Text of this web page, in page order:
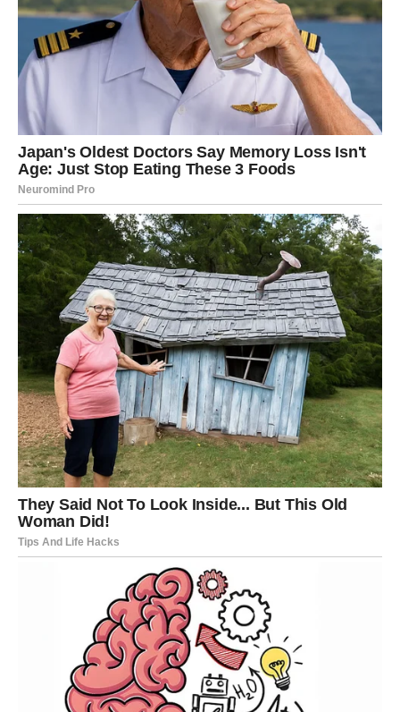
Ako si u vezi – odnos dobija dubinu. Ako si slobodan –
moguća je romantična situacija koja ti vraća veru u
emocije.
Ali karta Ljubav poručuje i nešto važno: ne plaši se da
pokažeš osećanja. Danas ranjivost nije slabost – već
snaga.
LAV – KARTA: NEPRIJATELJ
Ova karta ne znači otvoren sukob, već prikrivenu
energiju. Neko možda nije iskren koliko misliš. Neko
možda glumi podršku, ali prati tvoje poteze.
U ljubavi, može postojati osoba koja se meša ili utiče na
odnos. Ne reaguj dramatično, ali budi oprezan.
Na poslu, ne otkrivaj sve planove. Drži karte blizu sebe.
Danas ti intuicija govori više nego reči drugih.
DEVICA – KARTA: PUT
Ovo je karta odluke i novog pravca. Danas možeš osetiti
da stojiš na raskrsnici. Možda je to emotivna odluka.
Možda poslovna. Možda lična.
Karta Put ne traži brzinu – traži jasnoću. Ne moraš sve
rešiti danas, ali moraš biti iskren prema sebi.
U ljubavi, moguć je novi susret ili drugačiji pristup